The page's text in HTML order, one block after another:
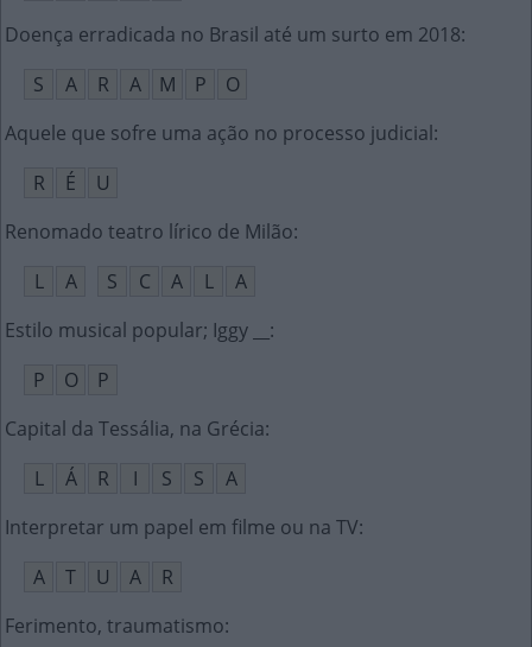
Doença erradicada no Brasil até um surto em 2018:
S
A R A M P
O
Aquele que sofre uma ação no processo judicial:
R
É
U
Renomado teatro lírico de Milão:
L
A S C A L
A
Estilo musical popular; Iggy __ :
P
O
P
Capital da Tessália, na Grécia:
L
Á R I S S
A
Interpretar um papel em filme ou na TV:
A
T U A
R
Ferimento, traumatismo: